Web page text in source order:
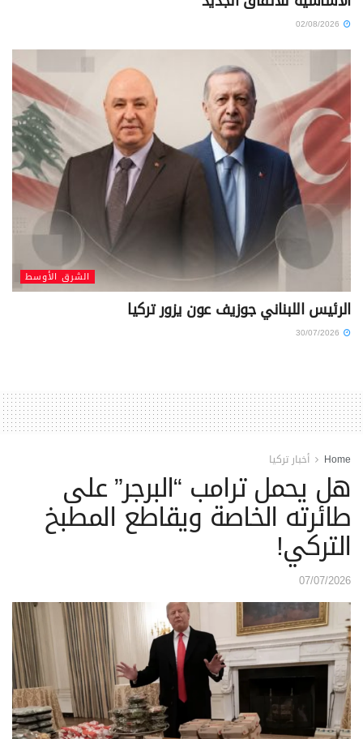
الشرق الأوسط
الرئيس اللبناني جوزيف عون يزور تركيا
Home أخبار تركيا
هل يحمل ترامب “البرجر” على
طائرته الخاصة ويقاطع المطبخ
التركي!
07/07/2026